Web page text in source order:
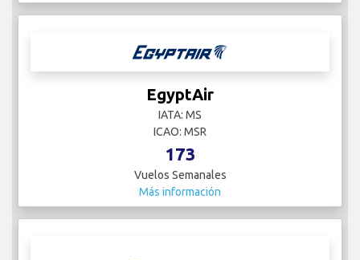
EgyptAir
IATA: MS
ICAO: MSR
173
Vuelos Semanales
Más información